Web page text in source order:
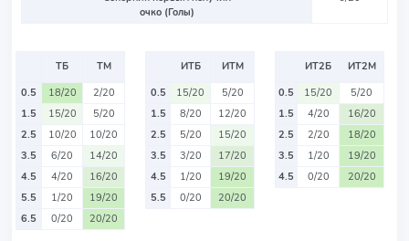
очко (Голы)
ТБ
ТМ
0.5
18/20
2/20
1.5
15/20
5/20
2.5
10/20
10/20
3.5
6/20
14/20
4.5
4/20
16/20
5.5
1/20
19/20
6.5
0/20 20/20
ИТБ
ИТМ
0.5
15/20
5/20
1.5
8/20
12/20
2.5
5/20
15/20
3.5
3/20
17/20
4.5
1/20
19/20
5.5
0/20 20/20
ИТ2Б
ИТ2М
0.5
15/20
5/20
1.5
4/20
16/20
2.5
2/20
18/20
3.5
1/20
19/20
4.5
0/20 20/20